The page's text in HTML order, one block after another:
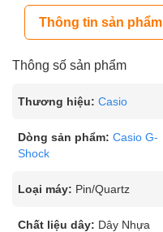
Thông tin sản phẩm
Thông số sản phẩm
Thương hiệu: Casio
Dòng sản phẩm: Casio G-
Shock
Loại máy: Pin/Quartz
Chất liệu dây: Dây Nhựa